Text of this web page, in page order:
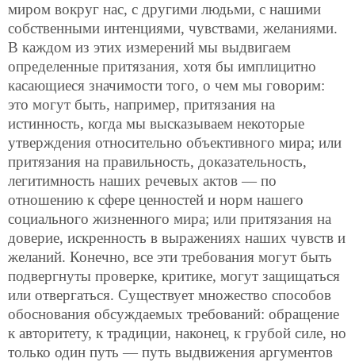
миром вокруг нас, с другими людьми, с нашими
собственными интенциями, чувствами, желаниями.
В каждом из этих измерений мы выдвигаем
определенные притязания, хотя бы имплицитно
касающиеся значимости того, о чем мы говорим:
это могут быть, например, притязания на
истинность, когда мы высказываем некоторые
утверждения относительно объективного мира; или
притязания на правильность, доказательность,
легитимность наших речевых актов — по
отношению к сфере ценностей и норм нашего
социального жизненного мира; или притязания на
доверие, искренность в выражениях наших чувств и
желаний. Конечно, все эти требования могут быть
подвергнуты проверке, критике, могут защищаться
или отвергаться. Существует множество способов
обоснования обсуждаемых требований: обращение
к авторитету, к традиции, наконец, к грубой силе, но
только один путь — путь выдвижения аргументов